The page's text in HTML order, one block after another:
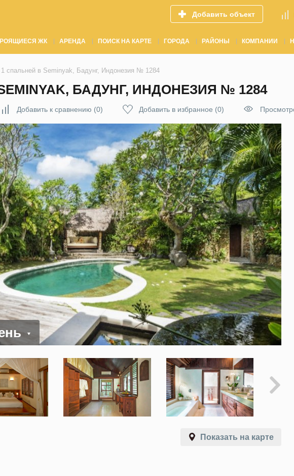
Добавить объект
ЖК АРЕНДА ПОИСК НА КАРТЕ ГОРОДА РАЙОНЫ КОМПАНИИ
спальней в Seminyak, Бадунг, Индонезия № 1284
БАДУНГ, ИНДОНЕЗИЯ № 1284
Добавить к сравнению (0) Добавить в избранное (0)
Показать на карте